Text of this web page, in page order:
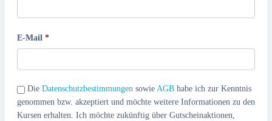
E-Mail
Die Datenschutzbestimmungen sowie AGB habe ich zur Kenntnis
genommen bzw. akzeptiert und möchte weitere Informationen zu den
Kursen erhalten. Ich möchte zukünftig über Gutscheinaktionen,